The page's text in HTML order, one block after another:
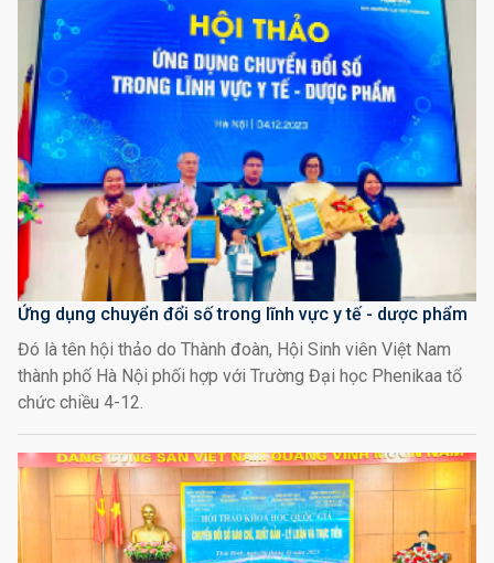
Ứng dụng chuyển đổi số trong lĩnh vực y tế - dược phẩm
Đó là tên hội thảo do Thành đoàn, Hội Sinh viên Việt Nam
thành phố Hà Nội phối hợp với Trường Đại học Phenikaa tổ
chức chiều 4-12.